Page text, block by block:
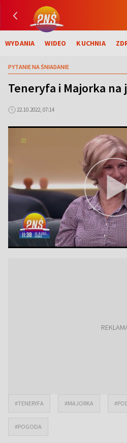
WYDANIA WIDEO KUCHNIA
PYTANIE NA ŚNIADANIE
Teneryfa i Majorka na
22.10.2022, 07:14
#TENERYFA #MAJORKA
#POGODA